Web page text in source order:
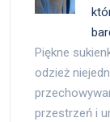
Piękne
odzież
przestrzeń i